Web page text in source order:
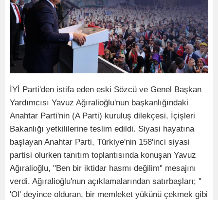
İYİ Parti'den istifa eden eski Sözcü ve Genel Başkan
Yardımcısı Yavuz Ağıralioğlu'nun başkanlığındaki
Anahtar Parti'nin (A Parti) kuruluş dilekçesi, İçişleri
Bakanlığı yetkililerine teslim edildi. Siyasi hayatına
başlayan Anahtar Parti, Türkiye'nin 158'inci siyasi
partisi olurken tanıtım toplantısında konuşan Yavuz
Ağıralioğlu, "Ben bir iktidar hasmı değilim" mesajını
verdi. Ağıralioğlu'nun açıklamalarından satırbaşları; "
'Ol' deyince olduran, bir memleket yükünü çekmek gibi